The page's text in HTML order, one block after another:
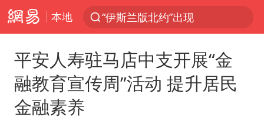
本地
“伊斯兰版北约”出现
以军士兵把枪口对准中国记者
平安人寿驻马店中支开展“金
融教育宣传周”活动 提升居民
金融素养